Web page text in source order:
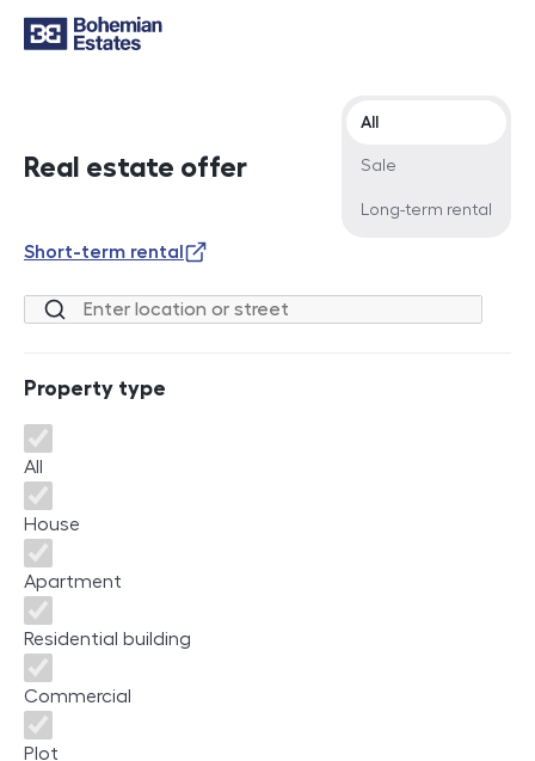
Real estate offer
Offer type
All
Sale
Long-term rental
Short-term rental
Location or street
Property type
Property type
All
House
Apartment
Residential building
Commercial
Plot